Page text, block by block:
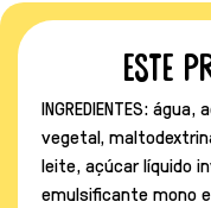
Este
INGREDIENTES:
vegetal,
leite, açúcar líquido
emulsificante mono